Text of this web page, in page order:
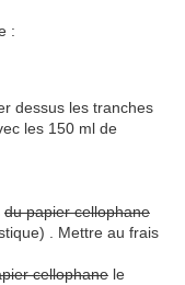
:
dessus les tranches
les 150 ml de
du papier cellophane
. Mettre au frais
cellophane le